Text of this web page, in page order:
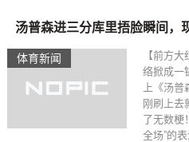
体育新闻
汤普森进三分库里捂脸瞬间，
【前方
络掀成一
上《汤
刚刷上去
了无数梗
全场”的